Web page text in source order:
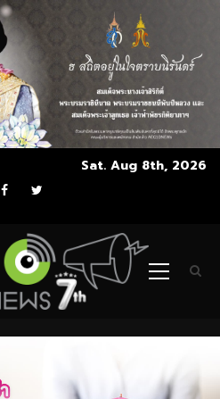
Sat. Aug 8th, 2026
Facebook
Twitter
Primary